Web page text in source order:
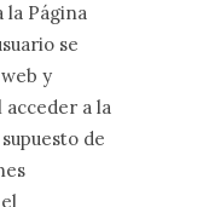
la Página
se
y
acceder a la
de